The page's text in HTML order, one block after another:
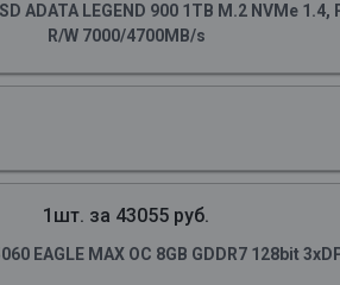
ADATA LEGEND 900 1TB M.2 NVMe 1.4,
R/W 7000/4700MB/s
1шт. за 43055 руб.
EAGLE MAX OC 8GB GDDR7 128bit